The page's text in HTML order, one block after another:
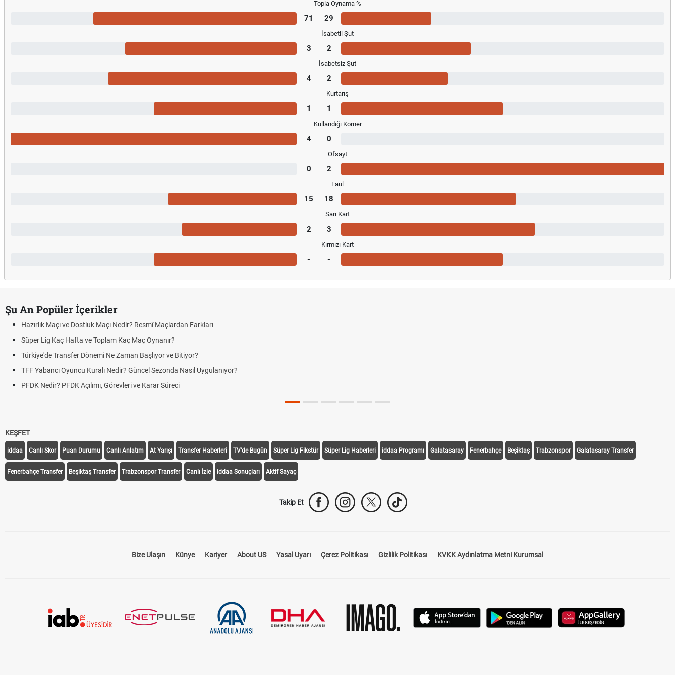
Topla Oynama %
71 29
İsabetli Şut
3 2
İsabetsiz Şut
4 2
Kurtarış
1 1
Kullandığı Korner
4 0
Ofsayt
0 2
Faul
15 18
Sarı Kart
2 3
Kırmızı Kart
- -
Şu An Popüler İçerikler
Hazırlık Maçı ve Dostluk Maçı Nedir? Resmî Maçlardan Farkları
Süper Lig Kaç Hafta ve Toplam Kaç Maç Oynanır?
Türkiye'de Transfer Dönemi Ne Zaman Başlıyor ve Bitiyor?
TFF Yabancı Oyuncu Kuralı Nedir? Güncel Sezonda Nasıl Uygulanıyor?
PFDK Nedir? PFDK Açılımı, Görevleri ve Karar Süreci
KEŞFET
iddaa Canlı Skor Puan Durumu Canlı Anlatım At Yarışı Transfer Haberleri TV'de Bugün Süper Lig Fikstür Süper Lig Haberleri iddaa Programı Galatasaray Fenerbahçe Beşiktaş Trabzonspor Galatasaray Transfer
Fenerbahçe Transfer Beşiktaş Transfer Trabzonspor Transfer Canlı İzle iddaa Sonuçları Aktif Sayaç
Takip Et
Bize Ulaşın Künye Kariyer About US Yasal Uyarı Çerez Politikası Gizlilik Politikası KVKK Aydınlatma Metni Kurumsal